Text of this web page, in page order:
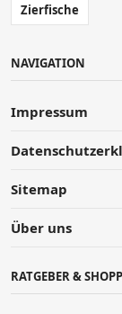
Zierfische
NAVIGATION
Impressum
Sitemap
Über uns
RATGEBER &